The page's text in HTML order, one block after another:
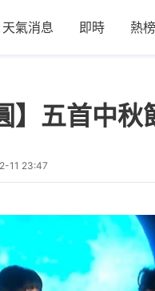
天氣消息 即時 熱榜
】五首中
11 23:47